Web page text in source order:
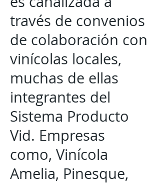
través de convenios
de colaboración con
vinícolas locales,
muchas de ellas
integrantes del
Sistema Producto
Vid. Empresas
como, Vinícola
Amelia, Pinesque,